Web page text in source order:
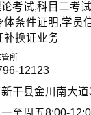
考试,科目二考
体条件证明,学员
补换证业务
所
12123
干县金川南大道